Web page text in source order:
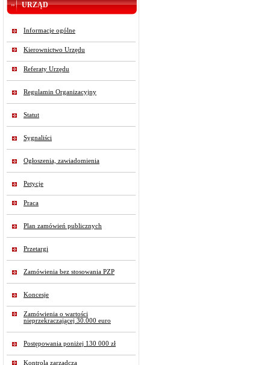
URZĄD
Informacje ogólne
Kierownictwo Urzędu
Referaty Urzędu
Regulamin Organizacyjny
Statut
Sygnaliści
Ogłoszenia, zawiadomienia
Petycje
Praca
Plan zamówień publicznych
Przetargi
Zamówienia bez stosowania PZP
Koncesje
Zamówienia o wartości
nieprzekraczającej 30.000 euro
Postępowania poniżej 130 000 zł
Kontrola zarządcza